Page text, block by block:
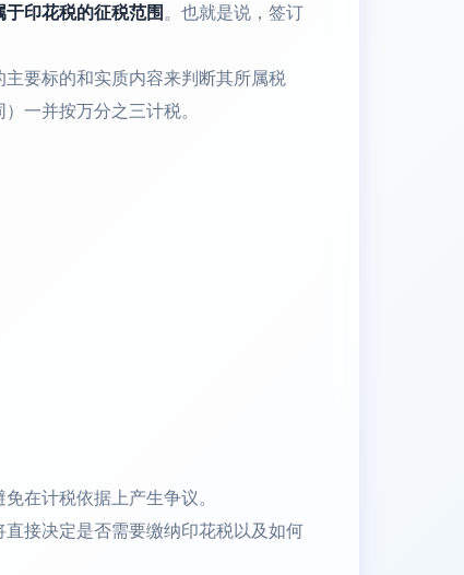
印花税的征税范围。也就是说，签订
要标的和实质内容来判断其所属税
一并按万分之三计税。
在计税依据上产生争议。
接决定是否需要缴纳印花税以及如何